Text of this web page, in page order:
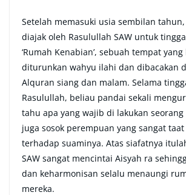
Setelah memasuki usia sembilan
diajak oleh Rasulullah SAW untuk
‘Rumah Kenabian’, sebuah tempat
diturunkan wahyu ilahi dan dibacakan
Alquran siang dan malam. Selama
Rasulullah, beliau pandai sekali
tahu apa yang wajib di lakukan
juga sosok perempuan yang sangat
terhadap suaminya. Atas siafatnya
SAW sangat mencintai Aisyah ra
dan keharmonisan selalu menaungi
mereka.